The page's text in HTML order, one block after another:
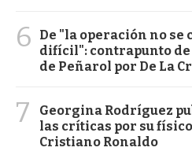
6
De "la operación no se
difícil": contrapunto
de Peñarol por De La
7
Georgina Rodríguez
las críticas por su
Cristiano Ronaldo